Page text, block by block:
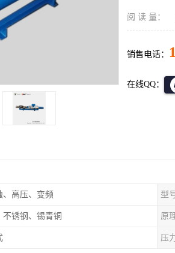
阅 读 量：
销售电话：
在线QQ：
、高压、变频 型
不锈钢、锡青铜 原
压